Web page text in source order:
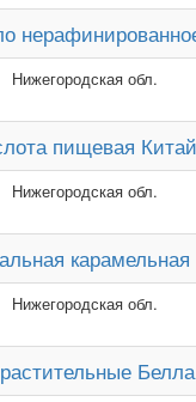
Нижегородская обл.
пищевая Китай
Нижегородская обл.
Нижегородская обл.